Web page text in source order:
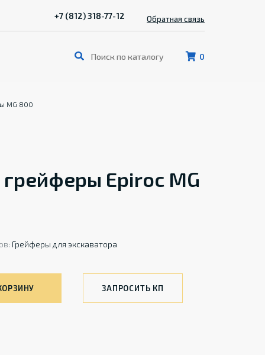
0
+7 (812) 318-77-12 Обратная связь
MG 800
Epiroc MG
Грейферы для экскаватора
ЗАПРОСИТЬ КП